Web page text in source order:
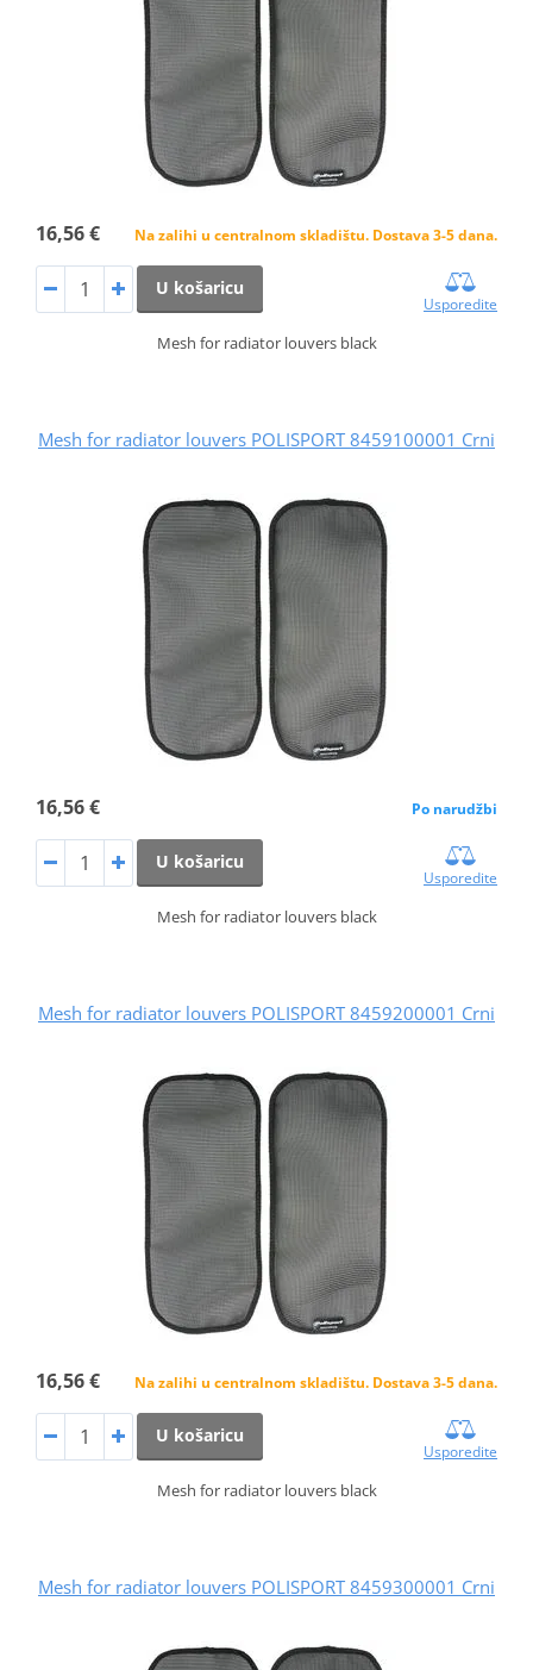
16,56 € Na zalihi u centralnom skladištu. Dostava 3-5 dana.
U košaricu
Usporedite
Mesh for radiator louvers black
Mesh for radiator louvers POLISPORT 8459100001 Crni
16,56 € Po narudžbi
U košaricu
Usporedite
Mesh for radiator louvers black
Mesh for radiator louvers POLISPORT 8459200001 Crni
16,56 € Na zalihi u centralnom skladištu. Dostava 3-5 dana.
U košaricu
Usporedite
Mesh for radiator louvers black
Mesh for radiator louvers POLISPORT 8459300001 Crni